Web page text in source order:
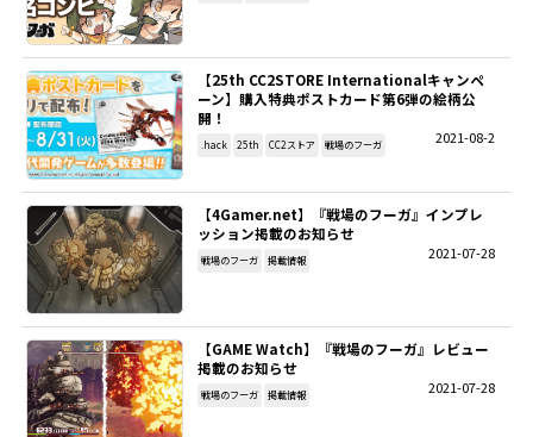
【25th CC2STORE Internationalキャンペ
ーン】購入特典ポストカード第6弾の絵柄公
開！
2021-08-2
.hack 25th CC2ストア 戦場のフーガ
【4Gamer.net】『戦場のフーガ』インプレ
ッション掲載のお知らせ
2021-07-28
戦場のフーガ 掲載情報
【GAME Watch】『戦場のフーガ』レビュー
掲載のお知らせ
2021-07-28
戦場のフーガ 掲載情報